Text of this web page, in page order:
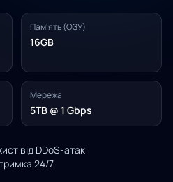
Пам'ять (ОЗУ)
16GB
Мережа
5TB @ 1 Gbps
від DDoS-атак
24/7